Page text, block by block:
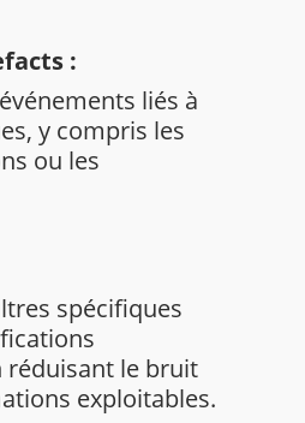
:
liés à
y compris les
ou les
spécifiques
réduisant le bruit
exploitables.